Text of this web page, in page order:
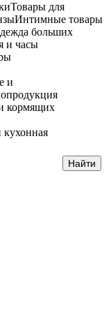
Товары для
Интимные товары
больших
и часы
и
кормящих